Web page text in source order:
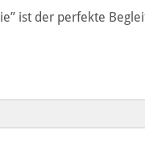
ist der perfekte